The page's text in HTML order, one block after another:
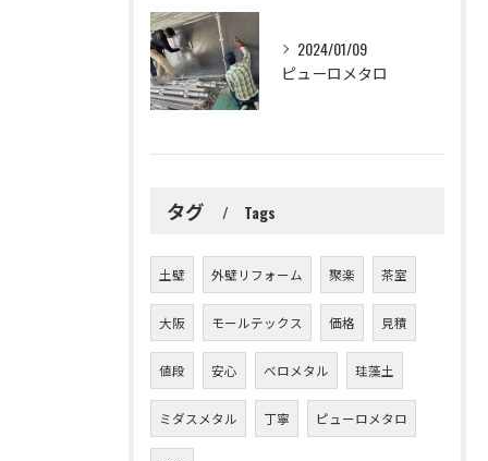
2024/01/09
ピューロメタロ
タグ Tags
土壁 外壁リフォーム 聚楽 茶室
大阪 モールテックス 価格 見積
値段 安心 ベロメタル 珪藻土
ミダスメタル 丁寧 ピューロメタロ